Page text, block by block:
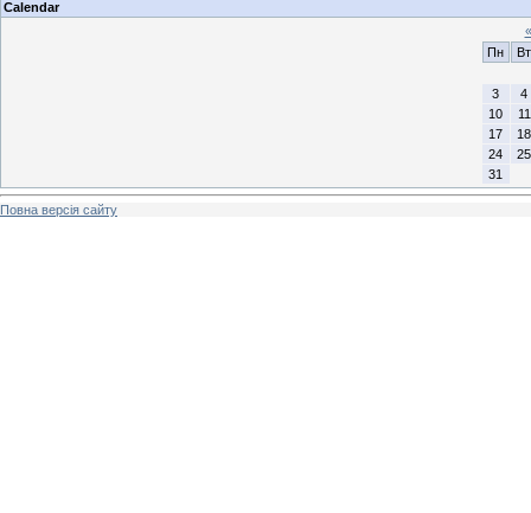
Calendar
«
Пн
Вт
3
4
10
11
17
18
24
25
31
Повна версія сайту